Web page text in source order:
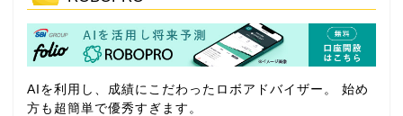
AIを利用し、成績にこだわったロボアドバイザー。 始め
方も超簡単で優秀すぎます。